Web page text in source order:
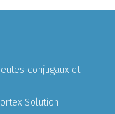
conjugaux et
Solution.